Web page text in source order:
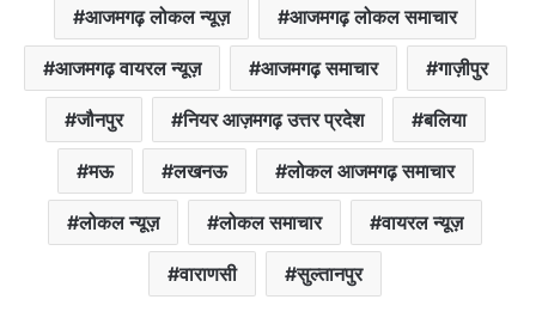
आजमगढ़ लोकल न्यूज़ आजमगढ़ लोकल समाचार
आजमगढ़ वायरल न्यूज़ आजमगढ़ समाचार गाज़ीपुर
जौनपुर नियर आज़मगढ़ उत्तर प्रदेश बलिया
मऊ लखनऊ लोकल आजमगढ़ समाचार
लोकल न्यूज़ लोकल समाचार वायरल न्यूज़
वाराणसी सुल्तानपुर